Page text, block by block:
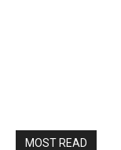
MOST READ